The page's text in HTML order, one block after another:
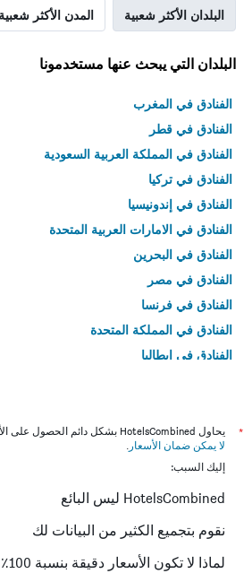
البلدان الأكثر شعبية المدن الأكثر شعبية
البلدان التي يبحث عنها مستخدمونا
الفنادق في المغرب
الفنادق في قطر
الفنادق في المملكة العربية السعودية
الفنادق في تركيا
الفنادق في إندونيسيا
الفنادق في الامارات العربية المتحدة
الفنادق في البحرين
الفنادق في مصر
الفنادق في فرنسا
الفنادق في المملكة المتحدة
الفنادق في إيطاليا
*
يحاول HotelsCombined بشكل دائم الحصول على الأسعار الدقيقة، ولكن
لا يمكن ضمان الأسعار .
إليك السبب:
HotelsCombined ليس البائع
نقوم بتجميع الكثير من البيانات لك
لماذا لا تكون الأسعار دقيقة بنسبة 100٪؟